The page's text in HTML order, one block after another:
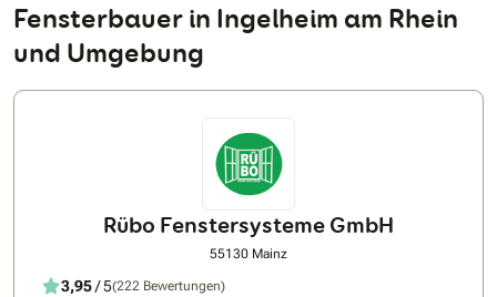
Fensterbauer in Ingelheim am Rhein
und Umgebung
Rübo Fenstersysteme GmbH
55130 Mainz
3,95/ 5(222 Bewertungen)